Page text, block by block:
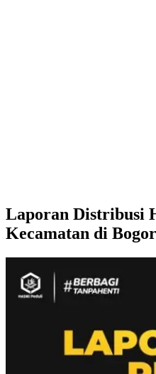
Laporan Distribusi
Kecamatan di